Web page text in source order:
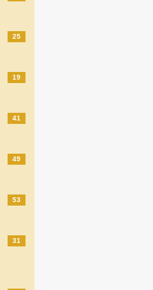
25
19
41
49
53
31